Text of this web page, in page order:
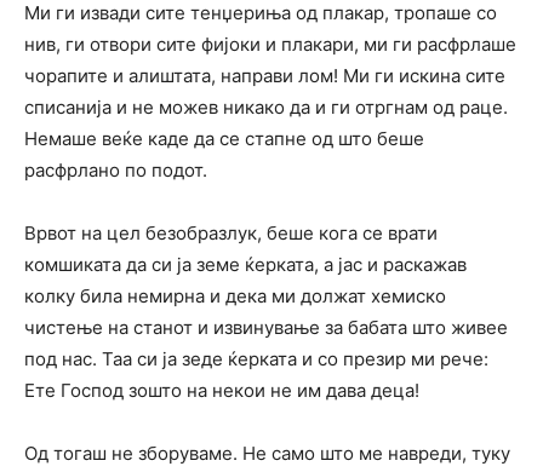
Ми ги извади сите тенџериња од плакар, тропаше со
нив, ги отвори сите фијоки и плакари, ми ги расфрлаше
чорапите и алиштата, направи лом! Ми ги искина сите
списанија и не можев никако да и ги отргнам од раце.
Немаше веќе каде да се стапне од што беше
расфрлано по подот.
Врвот на цел безобразлук, беше кога се врати
комшиката да си ја земе ќерката, а јас и раскажав
колку била немирна и дека ми должат хемиско
чистење на станот и извинување за бабата што живее
под нас. Таа си ја зеде ќерката и со презир ми рече:
Ете Господ зошто на некои не им дава деца!
Од тогаш не зборуваме. Не само што ме навреди, туку